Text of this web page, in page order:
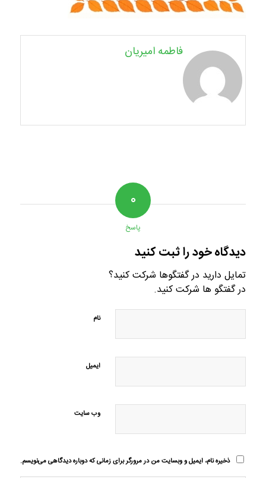
فاطمه امیریان
۰
پاسخ
دیدگاه خود را ثبت کنید
تمایل دارید در گفتگوها شرکت کنید؟
در گفتگو ها شرکت کنید.
نام
ایمیل
وب‌ سایت
ذخیره نام، ایمیل و وبسایت من در مرورگر برای زمانی که دوباره دیدگاهی می‌نویسم.